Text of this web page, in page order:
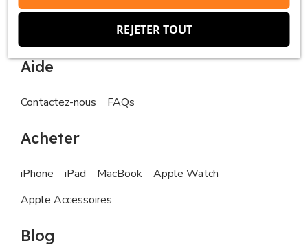
REJETER TOUT
Aide
Contactez-nous FAQs
Acheter
iPhone iPad MacBook
Apple Watch
Apple Accessoires
Blog